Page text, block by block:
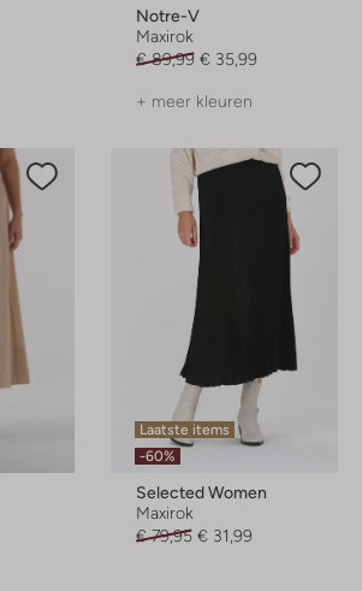
Notre-V
Maxirok
€ 89,99 € 35,99
+ meer kleuren
Laatste items
-60%
Selected Women
Maxirok
€ 79,95 € 31,99